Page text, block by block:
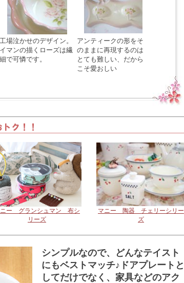
工場泣かせのデザイン。
イマンの描くローズは繊
細で可憐です。
アンティークの形をそ
のままに再現するのは
とても難しい、だから
こそ愛おしい
ニー グランシュマン 布シ
リーズ
マニー 陶器 チェリーシリー
ズ
シンプルなので、どんなテイスト
にもベストマッチ♪ドアプレートと
してだけでなく、家具などのアク